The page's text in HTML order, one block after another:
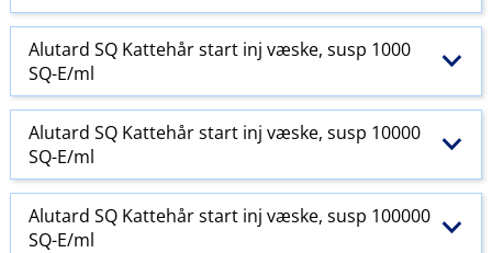
Alutard SQ Kattehår start inj væske, susp 1000
SQ-E​/​ml
Alutard SQ Kattehår start inj væske, susp 10000
SQ-E​/​ml
Alutard SQ Kattehår start inj væske, susp 100000
SQ-E​/​ml